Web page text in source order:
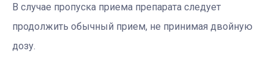
В случае пропуска приема препарата следует
продолжить обычный прием, не принимая двойную
дозу.